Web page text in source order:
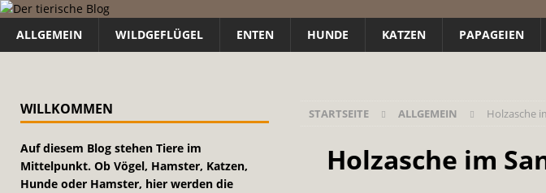
ALLGEMEIN WILDGEFLÜGEL ENTEN HUNDE KATZEN PAPAGEIEN
STARTSEITE ALLGEMEIN Holzasche
Holzasche im
WILLKOMMEN
Auf diesem Blog stehen Tiere im
Mittelpunkt. Ob Vögel, Hamster, Katzen,
Hunde oder Hamster, hier werden die